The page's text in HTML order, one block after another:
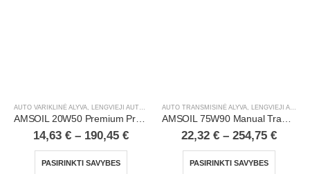
AUTO VARIKLINĖ ALYVA LENGVIEJI AUTOMOBILIAI
AMSOIL 20W50 Premium Protection 100% Synthetic Motor Oil
14,63 € – 190,45 €
PASIRINKTI SAVYBES
AUTO TRANSMISINĖ ALYVA LENGVIEJI AUTOMOBILIAI
22,32 € – 254,75 €
PASIRINKTI SAVYBES